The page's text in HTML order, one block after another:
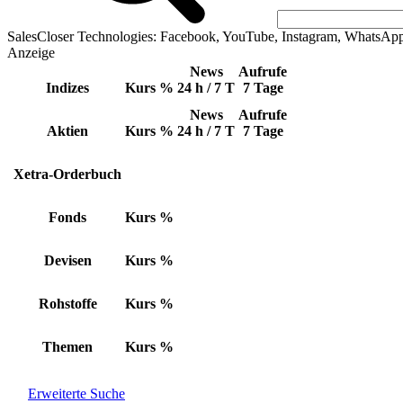
SalesCloser Technologies: Facebook, YouTube, Instagram,
Anzeige
Indizes Kurs %
News
24 h / 7 T
Aufrufe
7 Tage
Aktien Kurs %
News
24 h / 7 T
Aufrufe
7 Tage
Xetra-Orderbuch
Fonds Kurs %
Devisen Kurs %
Rohstoffe Kurs %
Themen Kurs %
Erweiterte Suche